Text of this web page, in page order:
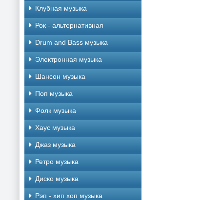
Клубная музыка
Рок - альтернативная
Drum and Bass музыка
Электронная музыка
Шансон музыка
Поп музыка
Фолк музыка
Хаус музыка
Джаз музыка
Ретро музыка
Диско музыка
Рэп - хип хоп музыка